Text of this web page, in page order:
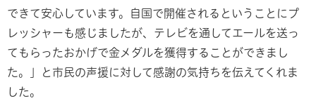
できて安心しています。自国で開催されるということにプ
レッシャーも感じましたが、テレビを通してエールを送っ
てもらったおかげで金メダルを獲得することができまし
た。」と市民の声援に対して感謝の気持ちを伝えてくれま
した。